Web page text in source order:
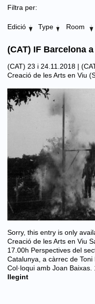
Filtra per:
Edició Type Room
(CAT) IF Barcelona
(CAT) 23 i 24.11.2018 |
Creació de les Arts en Viu
Sorry, this entry is only
Creació de les Arts en Viu
17.00h Perspectives del
Catalunya, a càrrec de
Col·loqui amb Joan
llegint